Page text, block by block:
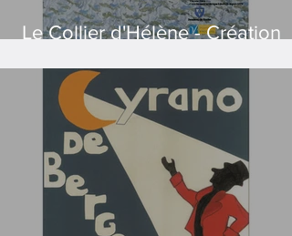
Le Collier d'Hélène - Création